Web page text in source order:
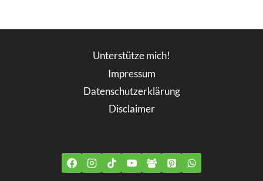
Unterstütze mich!
Impressum
Datenschutzerklärung
Disclaimer